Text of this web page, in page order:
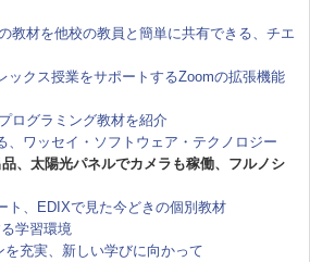
教材を他校の教員と簡単に共有できる、チエ
ックス授業をサポートするZoomの拡張機能
ログラミング教材を紹介
、ワッセイ・ソフトウェア・テクノロジー
、太陽光パネルでカメラも稼働、フルノシ
ト、EDIXで見た今どきの個別教材
学習環境
を充実、新しい学びに向かって